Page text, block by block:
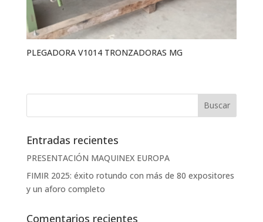
PLEGADORA V1014 TRONZADORAS MG
Entradas recientes
PRESENTACIÓN MAQUINEX EUROPA
FIMIR 2025: éxito rotundo con más de 80 expositores
y un aforo completo
Comentarios recientes